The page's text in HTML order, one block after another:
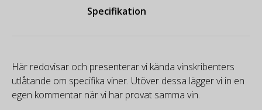
Specifikation
Här redovisar och presenterar vi kända vinskribenters
utlåtande om specifika viner. Utöver dessa lägger vi in en
egen kommentar när vi har provat samma vin.